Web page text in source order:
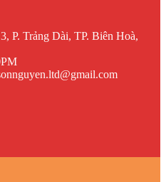
P. Trảng Dài, TP. Biên Hoà,